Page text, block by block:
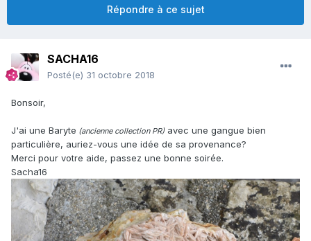
Répondre à ce sujet
SACHA16
Posté(e) 31 octobre 2018
Bonsoir,
J'ai une Baryte (ancienne collection PR) avec une gangue bien
particulière, auriez-vous une idée de sa provenance?
Merci pour votre aide, passez une bonne soirée.
Sacha16